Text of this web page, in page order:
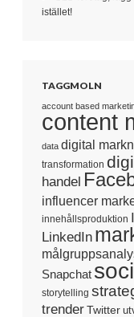
istället!
TAGGMOLN
account based
content
data digital
transformation
handel
influencer
innehållsproduktion
LinkedIn
Snapchat
storytelling
trenderTwitter